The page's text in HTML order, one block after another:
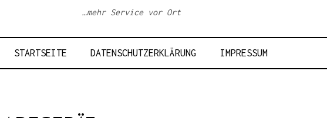
…mehr Service vor Ort
STARTSEITE DATENSCHUTZERKLÄRUNG IMPRESSUM